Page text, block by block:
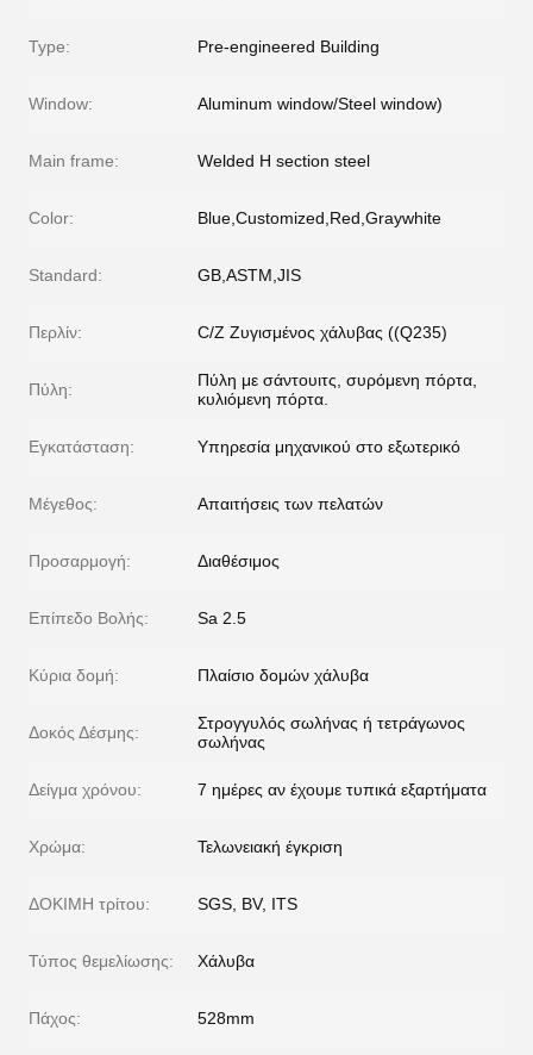
Type: Pre-engineered Building
Window: Aluminum window/Steel window)
Main frame: Welded H section steel
Color: Blue,Customized,Red,Graywhite
Standard: GB,ASTM,JIS
Περλίν: C/Z Ζυγισμένος χάλυβας ((Q235)
Πύλη:
Πύλη με σάντουιτς, συρόμενη πόρτα,
κυλιόμενη πόρτα.
Εγκατάσταση: Υπηρεσία μηχανικού στο εξωτερικό
Μέγεθος: Απαιτήσεις των πελατών
Προσαρμογή: Διαθέσιμος
Επίπεδο Βολής: Sa 2.5
Κύρια δομή: Πλαίσιο δομών χάλυβα
Δοκός Δέσμης:
Στρογγυλός σωλήνας ή τετράγωνος
σωλήνας
Δείγμα χρόνου: 7 ημέρες αν έχουμε τυπικά εξαρτήματα
Χρώμα: Τελωνειακή έγκριση
ΔΟΚΙΜΗ τρίτου: SGS, BV, ITS
Τύπος θεμελίωσης: Χάλυβα
Πάχος: 528mm